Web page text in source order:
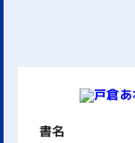
書名